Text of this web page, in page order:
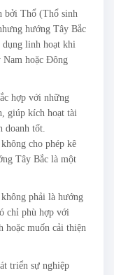
bởi Thổ (Thổ sinh
hướng Tây Bắc
dụng linh hoạt khi
Nam hoặc Đông
hợp với những
giúp kích hoạt tài
doanh tốt.
cho phép kê
Tây Bắc là một
phải là hướng
chỉ phù hợp với
hoặc muốn cải thiện
triển sự nghiệp